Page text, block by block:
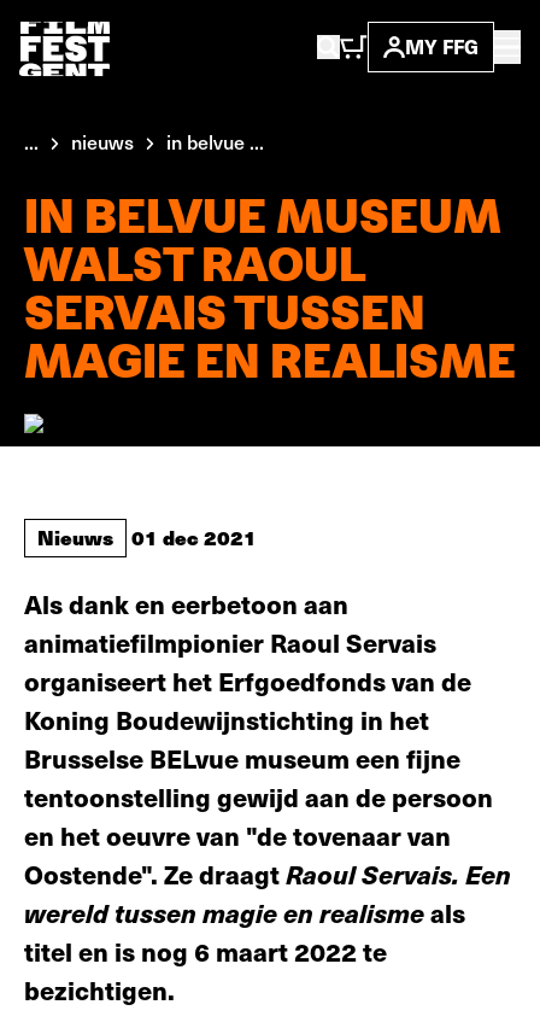
MY FFG
... nieuws in belvue ...
IN BELVUE MUSEUM
WALST RAOUL
SERVAIS TUSSEN
MAGIE EN REALISME
Nieuws 01 dec 2021
Als dank en eerbetoon aan
animatiefilmpionier Raoul Servais
organiseert het Erfgoedfonds van de
Koning Boudewijnstichting in het
Brusselse BELvue museum een fijne
tentoonstelling gewijd aan de persoon
en het oeuvre van "de tovenaar van
Oostende". Ze draagtRaoul Servais. Een
wereld tussen magie en realismeals
titel en is nog 6 maart 2022 te
bezichtigen.